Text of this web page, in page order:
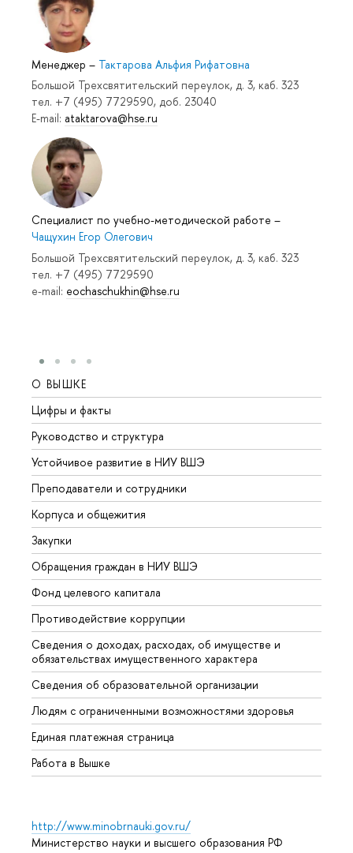
Менеджер – Тактарова Альфия Рифатовна
Большой Трехсвятительский переулок, д. 3, каб. 323
тел. +7 (495) 7729590, доб. 23040
E-mail: ataktarova@hse.ru
Специалист по учебно-методической работе –
Чащухин Егор Олегович
Большой Трехсвятительский переулок, д. 3, каб. 323
тел. +7 (495) 7729590
e-mail: eochaschukhin@hse.ru
О ВЫШКЕ
Цифры и факты
Руководство и структура
Устойчивое развитие в НИУ ВШЭ
Преподаватели и сотрудники
Корпуса и общежития
Закупки
Обращения граждан в НИУ ВШЭ
Фонд целевого капитала
Противодействие коррупции
Сведения о доходах, расходах, об имуществе и
обязательствах имущественного характера
Сведения об образовательной организации
Людям с ограниченными возможностями здоровья
Единая платежная страница
Работа в Вышке
http://www.minobrnauki.gov.ru/
Министерство науки и высшего образования РФ